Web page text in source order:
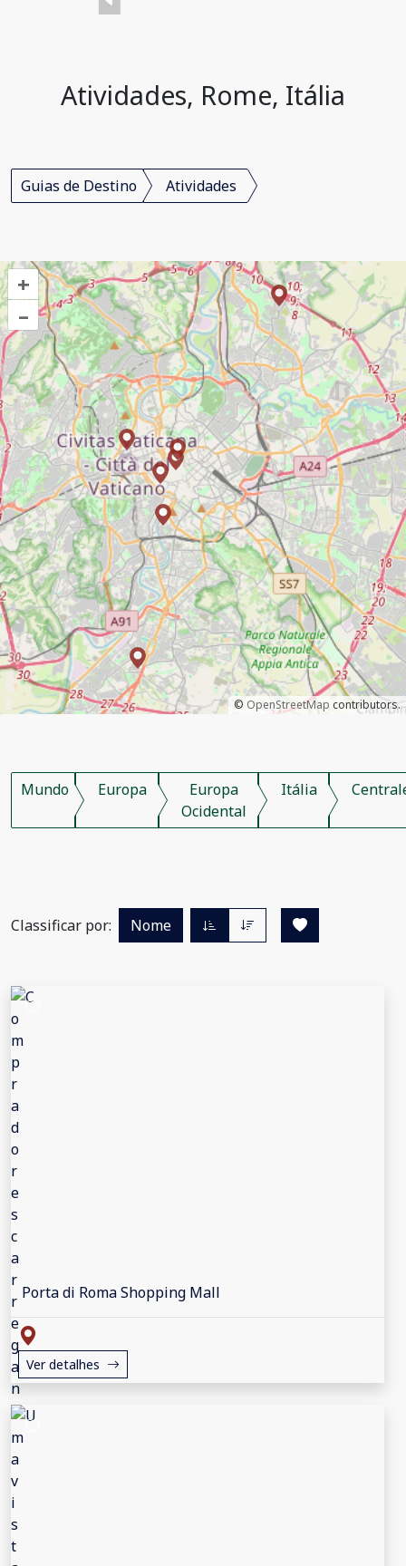
Atividades, Rome, Itália
Guias de Destino Atividades
+
–
© OpenStreetMap contributors.
Mundo Europa
Europa
Ocidental
Itália
Classificar por: Nome
Porta di Roma Shopping Mall
Ver detalhes